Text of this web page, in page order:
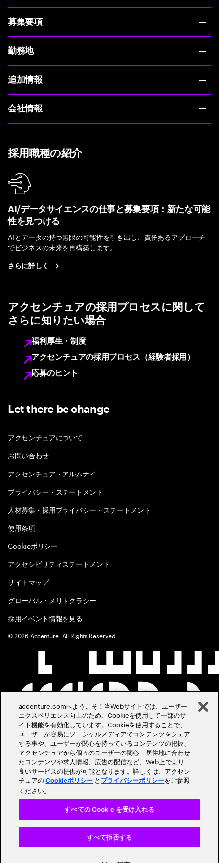
募集要項
勤務地
追加情報
会社情報
採用職種の紹介
AI/データサイエンスの仕事と募集要項：新たな可能
性を見つける
AIとデータの持つ無限の可能性を引き出し、責任あるアプローチ
でビジネスの未来を再構築します。
さらに詳しく
アクセンチュアの採用プロセスに関して
さらに知りたい場合
福利厚生・制度
アクセンチュアの採用プロセス（経験者採用）
応募のヒント
Let there be change
アクセンチュアについて
お問い合わせ
アクセンチュア・アルムナイ
プライバシー・ステートメント
人材募集・採用プライバシー・ステートメント
使用条項
Cookieポリシー
アクセシビリティステートメント
サイトマップ
グローバル・メリトクラシー
採用イベント情報を見る
©2026 Accenture. All Rights Reserved.
accenture.comへようこそ！当Webサイトでは、ユーザー
エクスペリエンス向上のため、Cookieを使用して一部のサ
イト機能を有効化しています。Cookieを使用することで、
ユーザーが容易にソーシャルメディアでコンテンツをシェア
する事や、ユーザーが関心を持っているコンテンツの把握、
アクセンチュアから個々のユーザーの関心、居住地に合わせ
たコンテンツや求人情報、広告の配信など、Web上でより
良いサービスの提供が可能となります。詳しくは、アクセン
チュアのCookieポリシー と プライバシーポリシーをご参照
ください。
すべて拒否する
すべての Cookie を受け入れる